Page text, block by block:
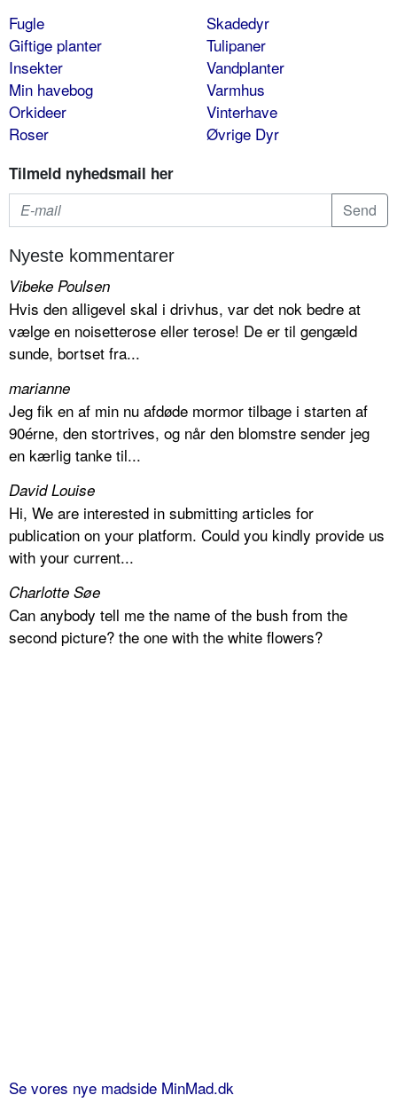
Fugle
Giftige planter
Insekter
Min havebog
Orkideer
Roser
Skadedyr
Tulipaner
Vandplanter
Varmhus
Vinterhave
Øvrige Dyr
Tilmeld nyhedsmail her
Nyeste kommentarer
Vibeke Poulsen
Hvis den alligevel skal i drivhus, var det nok bedre at
vælge en noisetterose eller terose! De er til gengæld
sunde, bortset fra...
marianne
Jeg fik en af min nu afdøde mormor tilbage i starten af
90érne, den stortrives, og når den blomstre sender jeg
en kærlig tanke til...
David Louise
Hi, We are interested in submitting articles for
publication on your platform. Could you kindly provide us
with your current...
Charlotte Søe
Can anybody tell me the name of the bush from the
second picture? the one with the white flowers?
Se vores nye madside MinMad.dk